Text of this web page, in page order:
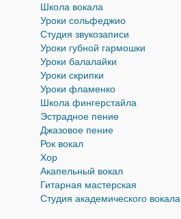
Школа вокала
Уроки cольфеджио
Студия звукозаписи
Уроки губной гармошки
Уроки балалайки
Уроки скрипки
Уроки фламенко
Школа фингерстайла
Эстрадное пение
Джазовое пение
Рок вокал
Хор
Акапельный вокал
Гитарная мастерская
Студия академического вокала